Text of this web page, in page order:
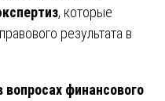
, которые
результата в
финансового